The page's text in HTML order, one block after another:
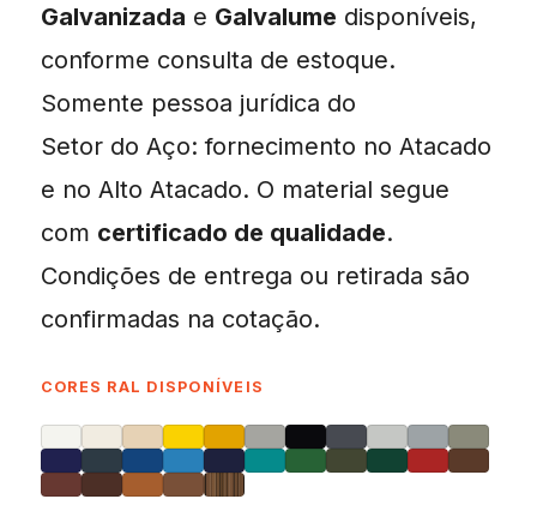
Galvanizada e Galvalume disponíveis,
conforme consulta de estoque.
Somente pessoa jurídica do
Setor do Aço: fornecimento no Atacado
e no Alto Atacado. O material segue
com certificado de qualidade.
Condições de entrega ou retirada são
confirmadas na cotação.
CORES RAL DISPONÍVEIS